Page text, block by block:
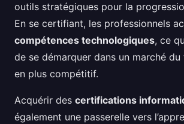
outils stratégiques pour la
En se certifiant, les professionnels
compétences technologiques, ce
de se démarquer dans un marché
en plus compétitif.
Acquérir des certifications
également une passerelle vers